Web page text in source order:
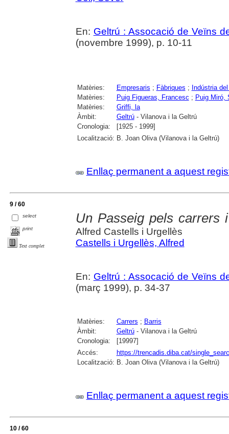
En: Geltrú : Assocació de Veïns
(novembre 1999), p. 10-11
Matèries: Empresaris ; Fàbriques ; Indústria
Matèries:
Puig Figueras, Francesc ; Puig Miró,
Matèries:
Griffi, la
Àmbit:
Geltrú- Vilanova i la Geltrú
Cronologia:
[1925 - 1999]
Localització: B. Joan Oliva (Vilanova i la Geltrú)
Enllaç permanent a aquest
9 / 60
select
print
Text complet
Un Passeig pels carrers
Alfred Castells i Urgellès
Castells i Urgellès, Alfred
En: Geltrú : Assocació de Veïns
(març 1999), p. 34-37
Matèries: Carrers ; Barris
Àmbit:
Geltrú- Vilanova i la Geltrú
Cronologia:
[19997]
Accés:
https://trencadis.diba.cat/
Localització: B. Joan Oliva (Vilanova i la Geltrú)
Enllaç permanent a aquest
10 / 60